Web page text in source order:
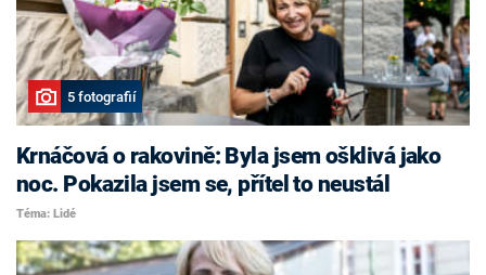
5 fotografií
Krnáčová o rakovině: Byla jsem ošklivá jako
noc. Pokazila jsem se, přítel to neustál
Téma: Lidé